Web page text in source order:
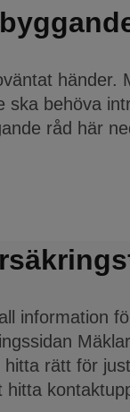
händer.
ska behöva
råd här
information
rätt för